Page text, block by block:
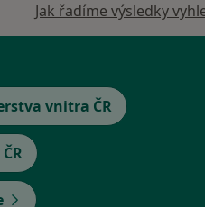
Jak řadíme výsledky
vnitra ČR